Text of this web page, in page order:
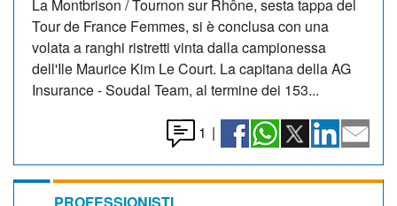
La Montbrison / Tournon sur Rhône, sesta tappa del
Tour de France Femmes, si è conclusa con una
volata a ranghi ristretti vinta dalla campionessa
dell'Ile Maurice Kim Le Court. La capitana della AG
Insurance - Soudal Team, al termine dei 153...
1 |
PROFESSIONISTI